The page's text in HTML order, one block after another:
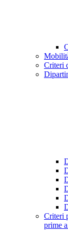
Criteri
Criteri
prime